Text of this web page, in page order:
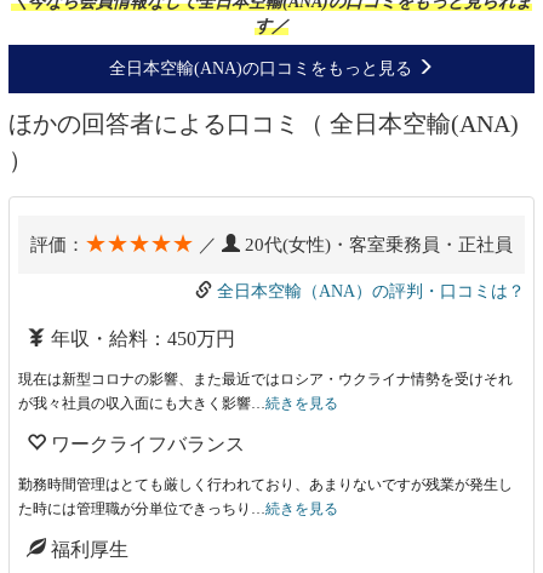
す／
全日本空輸(ANA)の口コミをもっと見る
ほかの回答者による口コミ（ 全日本空輸(ANA)
）
評価： ★★★★★ ／ 20代(女性)・客室乗務員・正社員
全日本空輸（ANA）の評判・口コミは？
年収・給料：450万円
現在は新型コロナの影響、また最近ではロシア・ウクライナ情勢を受けそれ
が我々社員の収入面にも大きく影響…続きを見る
ワークライフバランス
勤務時間管理はとても厳しく行われており、あまりないですが残業が発生し
た時には管理職が分単位できっちり…続きを見る
福利厚生